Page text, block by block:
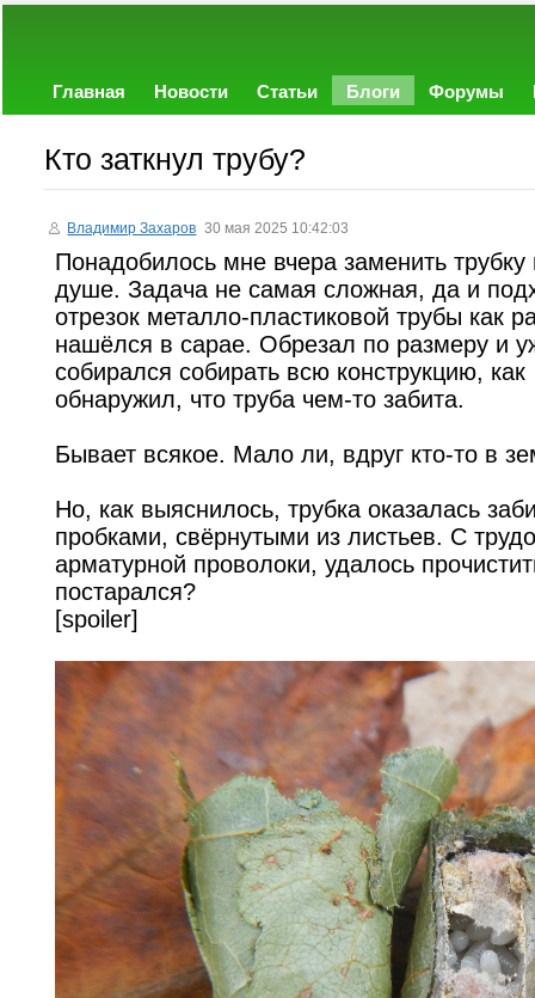
Главная Новости Статьи Блоги Форумы
Кто заткнул трубу?
Владимир Захаров 30 мая 2025 10:42:03
Понадобилось мне вчера заменить трубку
душе. Задача не самая сложная, да и
отрезок металло-пластиковой трубы как
нашёлся в сарае. Обрезал по размеру и
собирался собирать всю конструкцию, как
обнаружил, что труба чем-то забита.
Бывает всякое. Мало ли, вдруг кто-то в
Но, как выяснилось, трубка оказалась
пробками, свёрнутыми из листьев. С
арматурной проволоки, удалось
постарался?
[spoiler]